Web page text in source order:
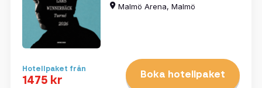
Malmö Arena, Malmö
Hotellpaket från
1475 kr Boka hotellpaket